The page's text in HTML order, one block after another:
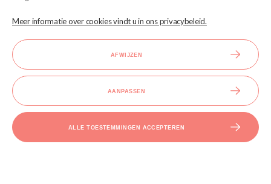
BIJSTAND
Ontwerp en uitvoering:
Copyright © 2023 Kinder Meubels 24 |
Meer informatie over cookies vindt u in ons privacybeleid.
AFWIJZEN
AANPASSEN
ALLE TOESTEMMINGEN ACCEPTEREN